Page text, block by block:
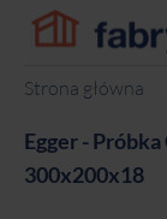
Strona główna
Egger -
300x200x18